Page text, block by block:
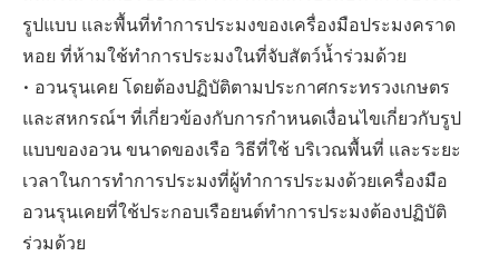
รูปแบบ และพื้นที่ทำการประมงของเครื่องมือประมงคราด
หอย ที่ห้ามใช้ทำการประมงในที่จับสัตว์น้ำร่วมด้วย
• อวนรุนเคย โดยต้องปฏิบัติตามประกาศกระทรวงเกษตร
และสหกรณ์ฯ ที่เกี่ยวข้องกับการกำหนดเงื่อนไขเกี่ยวกับรูป
แบบของอวน ขนาดของเรือ วิธีที่ใช้ บริเวณพื้นที่ และระยะ
เวลาในการทำการประมงที่ผู้ทำการประมงด้วยเครื่องมือ
อวนรุนเคยที่ใช้ประกอบเรือยนต์ทำการประมงต้องปฏิบัติ
ร่วมด้วย